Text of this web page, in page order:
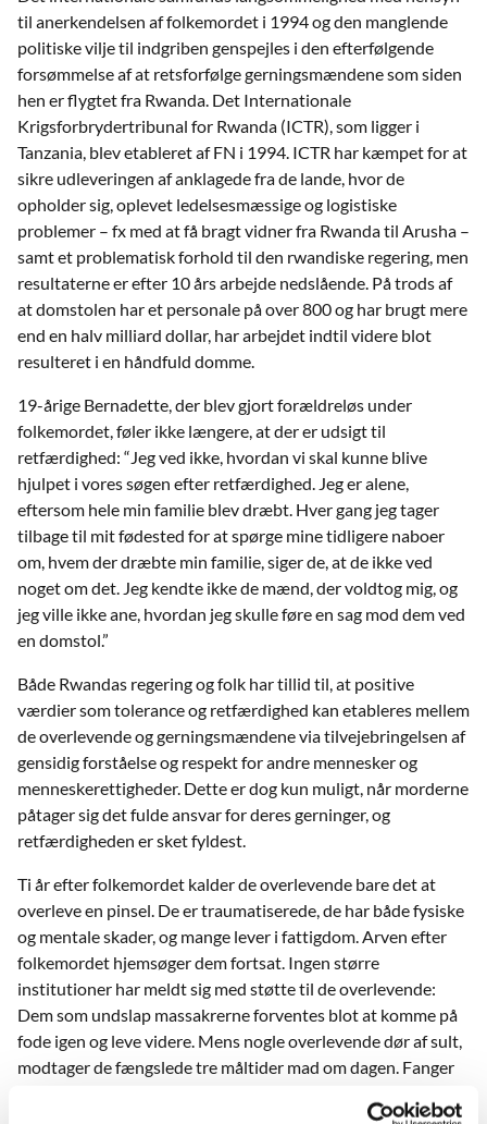
til anerkendelsen af folkemordet i 1994 og den manglende
politiske vilje til indgriben genspejles i den efterfølgende
forsømmelse af at retsforfølge gerningsmændene som siden
hen er ﬂygtet fra Rwanda. Det Internationale
Krigsforbrydertribunal for Rwanda (ICTR), som ligger i
Tanzania, blev etableret af FN i 1994. ICTR har kæmpet for at
sikre udleveringen af anklagede fra de lande, hvor de
opholder sig, oplevet ledelsesmæssige og logistiske
problemer – fx med at få bragt vidner fra Rwanda til Arusha –
samt et problematisk forhold til den rwandiske regering, men
resultaterne er efter 10 års arbejde nedslående. På trods af
at domstolen har et personale på over 800 og har brugt mere
end en halv milliard dollar, har arbejdet indtil videre blot
resulteret i en håndfuld domme.
19-årige Bernadette, der blev gjort forældreløs under
folkemordet, føler ikke længere, at der er udsigt til
retfærdighed: “Jeg ved ikke, hvordan vi skal kunne blive
hjulpet i vores søgen efter retfærdighed. Jeg er alene,
eftersom hele min familie blev dræbt. Hver gang jeg tager
tilbage til mit fødested for at spørge mine tidligere naboer
om, hvem der dræbte min familie, siger de, at de ikke ved
noget om det. Jeg kendte ikke de mænd, der voldtog mig, og
jeg ville ikke ane, hvordan jeg skulle føre en sag mod dem ved
en domstol.”
Både Rwandas regering og folk har tillid til, at positive
værdier som tolerance og retfærdighed kan etableres mellem
de overlevende og gerningsmændene via tilvejebringelsen af
gensidig forståelse og respekt for andre mennesker og
menneskerettigheder. Dette er dog kun muligt, når morderne
påtager sig det fulde ansvar for deres gerninger, og
retfærdigheden er sket fyldest.
Ti år efter folkemordet kalder de overlevende bare det at
overleve en pinsel. De er traumatiserede, de har både fysiske
og mentale skader, og mange lever i fattigdom. Arven efter
folkemordet hjemsøger dem fortsat. Ingen større
institutioner har meldt sig med støtte til de overlevende:
Dem som undslap massakrerne forventes blot at komme på
fode igen og leve videre. Mens nogle overlevende dør af sult,
modtager de fængslede tre måltider mad om dagen. Fanger
til støtte for de anklagede, men hvem er der til at støtte